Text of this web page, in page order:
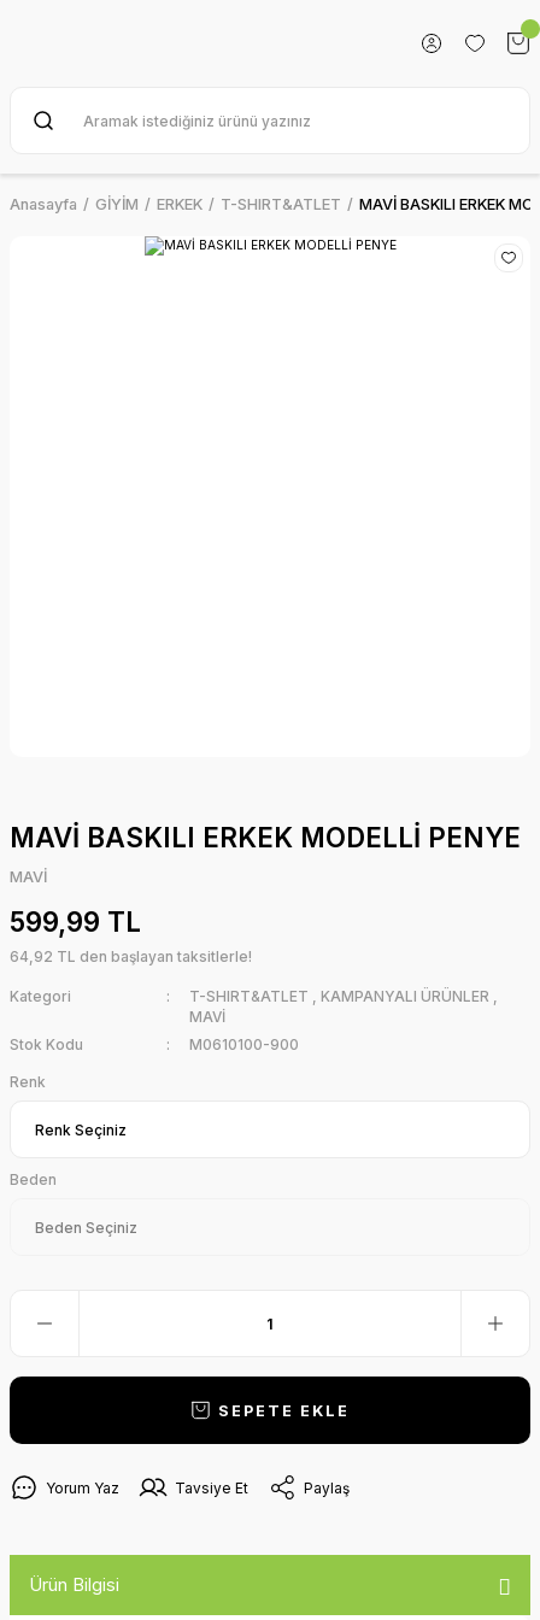
Anasayfa GİYİM ERKEK T-SHIRT&ATLET MAVİ BASKILI ERKEK
MAVİ BASKILI ERKEK MODELLİ PENYE
MAVİ
599,99 TL
64,92 TL den başlayan taksitlerle!
Kategori T-SHIRT&ATLET , KAMPANYALI ÜRÜNLER ,
MAVİ
Stok Kodu
M0610100-900
Renk
Beden
SEPETE EKLE
Yorum Yaz Tavsiye Et Paylaş
Ürün Bilgisi